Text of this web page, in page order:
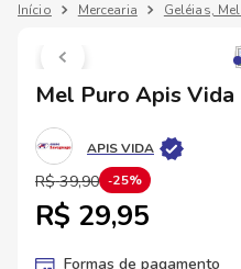
CUPOM DE DESCONTO
Mercearia Geléias,
Mel Puro Apis Vida
APIS VIDA
R$ 39,90 25%
R$ 29,95
Formas de pagamento
cafe
3º
cerveja
4º
carne
5º arroz